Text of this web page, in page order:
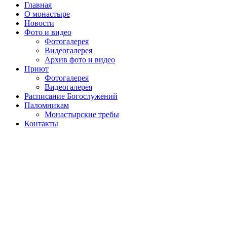
Главная
О монастыре
Новости
Фото и видео
Фотогалерея
Видеогалерея
Архив фото и видео
Приют
Фотогалерея
Видеогалерея
Расписание Богослужений
Паломникам
Монастырские требы
Контакты